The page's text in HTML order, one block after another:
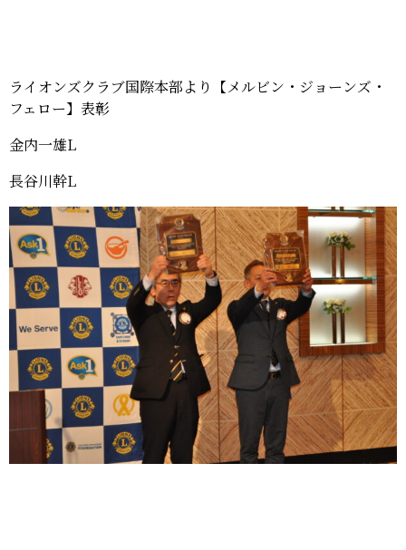
ライオンズクラブ国際本部より【メルビン・ジョーンズ・
フェロー】表彰
金内一雄L
長谷川幹L